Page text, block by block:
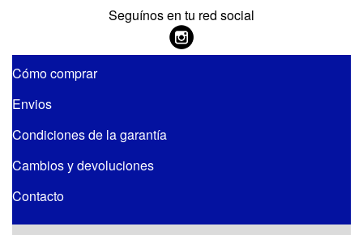
Seguínos en tu red social
Cómo comprar
Envios
Condiciones de la garantía
Cambios y devoluciones
Contacto